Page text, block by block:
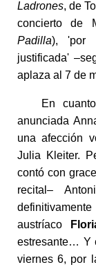
Ladrones, de
concierto de
Padilla), 'por
justificada'
aplaza al 7 de
En cuanto
anunciada
una afección
Julia Kleiter.
contó con
recital–
austríaco
estresante… Y
viernes 6, por